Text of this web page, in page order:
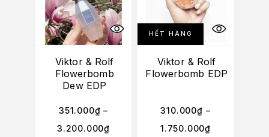
Viktor & Rolf
Flowerbomb
Dew EDP
351.000₫ –
3.200.000₫
HẾT HÀNG
Viktor & Rolf
Flowerbomb EDP
310.000₫ –
1.750.000₫